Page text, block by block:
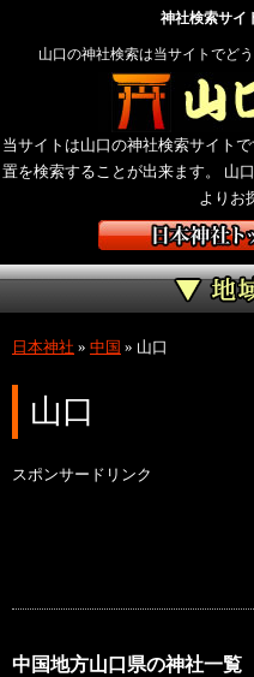
神社検索サイ
山口の神社検索は当サイトでど
当サイトは山口の神社検索サイト
置を検索することが出来ます。 山
よりお
日本神社 » 中国 » 山口
山口
スポンサードリンク
中国地方山口県の神社一覧